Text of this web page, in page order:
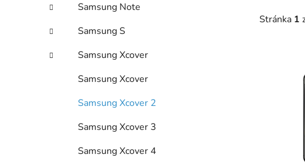
Samsung Note
Samsung S
Samsung Xcover
Samsung Xcover
Samsung Xcover 2
Samsung Xcover 3
Samsung Xcover 4
Stránka 1